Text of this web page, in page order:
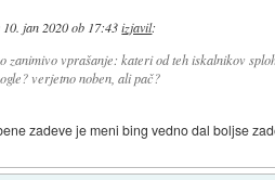
10. jan 2020 ob 17:43 izjavil:
zanimivo vprašanje: kateri od teh iskalnikov
verjetno noben, ali pač?
zadeve je meni bing vedno dal boljse